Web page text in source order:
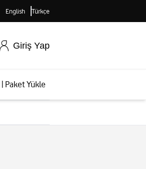
English Türkçe
Giriş Yap
Paket Yükle